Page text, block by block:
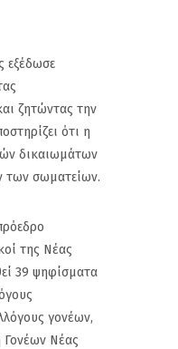
εξέδωσε
ζητώντας την
ότι η
δικαιωμάτων
των σωματείων.
της Νέας
39 ψηφίσματα
γονέων,
Νέας